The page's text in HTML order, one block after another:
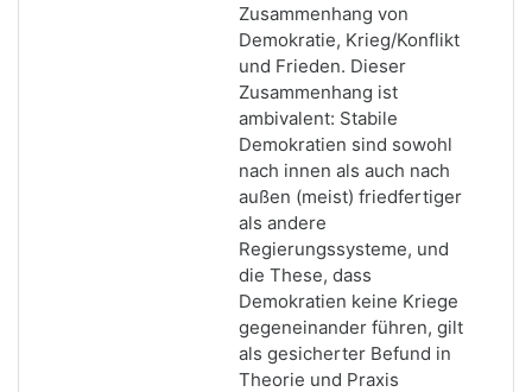
Zusammenhang von
Demokratie, Krieg/Konflikt
und Frieden. Dieser
Zusammenhang ist
ambivalent: Stabile
Demokratien sind sowohl
nach innen als auch nach
außen (meist) friedfertiger
als andere
Regierungssysteme, und
die These, dass
Demokratien keine Kriege
gegeneinander führen, gilt
als gesicherter Befund in
Theorie und Praxis